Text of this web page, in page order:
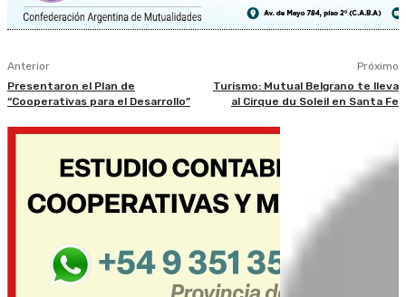
Anterior
Presentaron el Plan de
“Cooperativas para el Desarrollo”
Próximo
Turismo: Mutual Belgrano te lleva
al Cirque du Soleil en Santa Fe